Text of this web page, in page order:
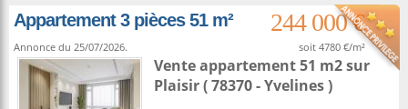
Appartement 3 pièces 51 m²
244 000 €
Annonce du 25/07/2026. soit 4780 €/m²
Vente appartement 51 m2sur
Plaisir( 78370 - Yvelines )